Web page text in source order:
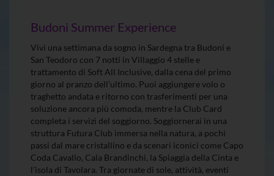
Budoni Summer Experience
Vivi una settimana da sogno in Sardegna tra Budoni e
San Teodoro con 7 notti in Villaggio 4 stelle e
trattamento di Soft All Inclusive, dalla cena del primo
giorno al pranzo dell’ultimo. Puoi aggiungere volo o
traghetto andata e ritorno con trasferimenti per una
soluzione ancora più comoda, mentre la Club Card
completa i servizi del soggiorno. Soggiornerai in una
struttura Futura Club immersa nella natura, a pochi
passi dal mare cristallino e da scenari iconici come Capo
Coda Cavallo, Cala Brandinchi, la Spiaggia della Cinta e
l’isola di Tavolara. Tra giornate di sole, attività, eventi